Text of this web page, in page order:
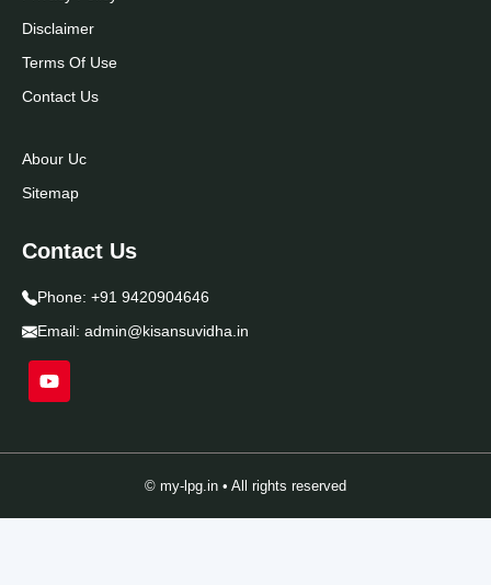
Disclaimer
Terms Of Use
Contact Us
Abour Uc
Sitemap
Contact Us
Phone: +91 9420904646
Email: admin@kisansuvidha.in
© my-lpg.in • All rights reserved